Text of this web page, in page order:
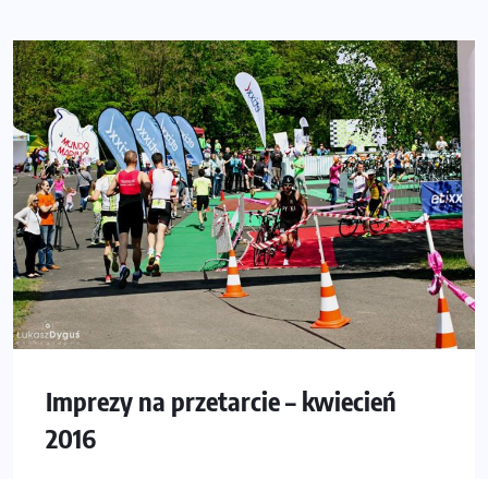
Imprezy na przetarcie – kwiecień
2016